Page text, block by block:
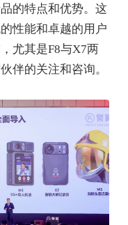
的特点和优势。这
性能和卓越的用户
尤其是F8与X7两
伴的关注和咨询。